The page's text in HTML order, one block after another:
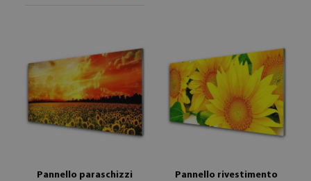
Pannello paraschizzi
Pannello rivestimento